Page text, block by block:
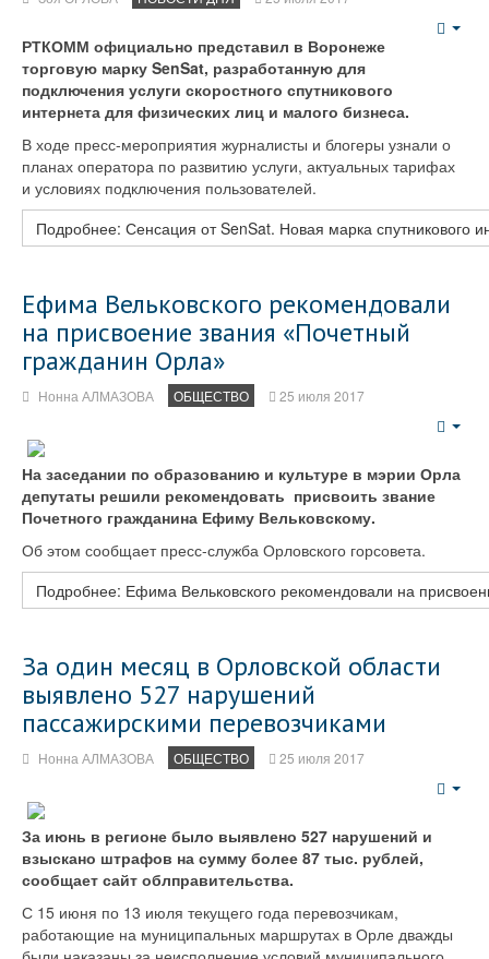
РТКОММ официально представил в Воронеже
торговую марку SenSat, разработанную для
подключения услуги скоростного спутникового
интернета для физических лиц и малого бизнеса.
В ходе пресс-мероприятия журналисты и блогеры узнали о
планах оператора по развитию услуги, актуальных тарифах
и условиях подключения пользователей.
Подробнее: Сенсация от SenSat. Новая марка спутникового
Ефима Вельковского рекомендовали
на присвоение звания «Почетный
гражданин Орла»
Нонна АЛМАЗОВА ОБЩЕСТВО 25 июля 2017
На заседании по образованию и культуре в мэрии Орла
депутаты решили рекомендовать присвоить звание
Почетного гражданина Ефиму Вельковскому.
Об этом сообщает пресс-служба Орловского горсовета.
Подробнее: Ефима Вельковского рекомендовали на
За один месяц в Орловской области
выявлено 527 нарушений
пассажирскими перевозчиками
Нонна АЛМАЗОВА ОБЩЕСТВО 25 июля 2017
За июнь в регионе было выявлено 527 нарушений и
взыскано штрафов на сумму более 87 тыс. рублей,
сообщает сайт облправительства.
С 15 июня по 13 июля текущего года перевозчикам,
работающие на муниципальных маршрутах в Орле дважды